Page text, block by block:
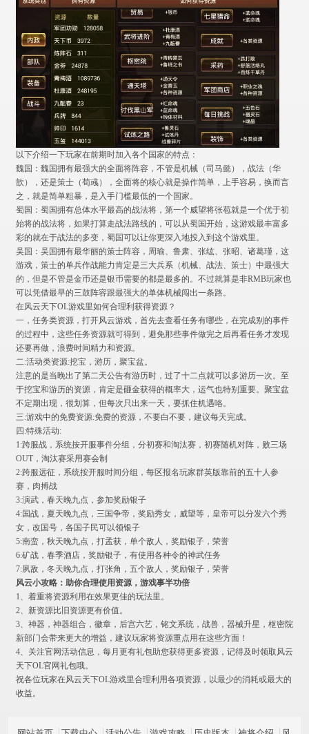
以下介绍一下玩家在前期时加入各个国家的特点：
魏国：魏国拥有最强大的全面将阵容，不管是机械（司马懿），战法（华
歆），还是策士（荀彧），全面将的核心就是操作简单，上手容易，换而言
之，就是简单粗暴，是入手门槛最低的一个国家。
蜀国：蜀国拥有总体水平最高的战法将，第一个威望将张苞就是一个优于初
始将的战法将，如果打算走战法路线的，可以从蜀国开始，这游戏最丰富多
彩的就在于战法的多变，蜀国可以让你更深入地投入到这个游戏里。
吴国：吴国拥有最华丽的策士阵容，周瑜、鲁肃、张纮、张昭、诸葛瑾，这
游戏，策士的单兵作战能力肯定是三大兵系（机械、战法、策士）中最强大
的，但是不管是金币还是银币需要的都是最多的。不过就算是非RMB玩家也
可以凭借最早的三鼓阵容跟最强大的单体机械闯出一条路。
在风云天下OL游戏里如何合理利获得资源？
一，任务类资源，打开风云游戏，首先去查看任务有哪些，在完成别的事件
的过程中，这些任务资源就可得到，避免那些事件做完之后再看任务才发现
还要再做，浪费时间精力和资源。
二:活动类资源:挖宝，游历，聚宝盆。
注意的是当晚出了第二天公告有游历时，过了十二点就可以多游历一次。至
于挖宝和游历的资源，肯定是砸金获得的概率大，运气也特别重要。聚宝盆
不定期出现，很划算，但每次只出来一天，要抓住机遇咯。
三:游戏中的免费资源:免费的资源，不要白不要，建议每天完成。
四:特殊活动:
1:跨服战，系统按开服事件分组，分初赛和淘汰赛，初赛随机对阵，败三场
OUT，淘汰赛采用赛会制
2:跨服远征，系统按开服时间分组，每区报名玩家群英版靠前的五十人参
赛，肉搏战
3:演武，春天晚九点，参加奖励银子
4:国战，夏天晚九点，三国争帝，奖励秀女，威望等，皇帝可以分发六个秀
女，改国号，各国子民可以领银子
5:南蛮，秋天晚九点，打孟获，单个敌人，奖励银子，荣誉
6:矿战，春季酒店，奖励银子，有使用各种令的神武任务
7:夙敌，冬天晚九点，打张角，五个敌人，奖励银子，荣誉
风云小攻略：助你合理使用资源，游戏事半功倍
1、着重将资源利用在效果更佳的玩法里。
2、新资源比旧资源更有价值。
3、神器，神器组合，徽章，后宫六艺，铭文系统，战兽，器械升星，枢密院
新部门会带来更大的增益，建议玩家将资源重点用在这些方面！
4、关注官网活动信息，每月更有礼包助您获得更多资源，记得及时领取风云
天下OL官网礼包哦。
祝各位玩家在风云天下OL游戏里合理利用各项资源，以最少的消耗或最大的
收益。